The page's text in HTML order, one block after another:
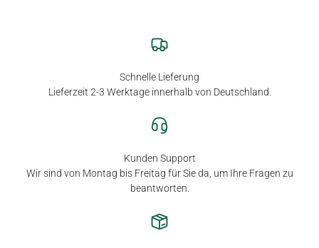
Schnelle Lieferung
Lieferzeit 2-3 Werktage innerhalb von Deutschland.
Kunden Support
Wir sind von Montag bis Freitag für Sie da, um Ihre Fragen zu
beantworten.